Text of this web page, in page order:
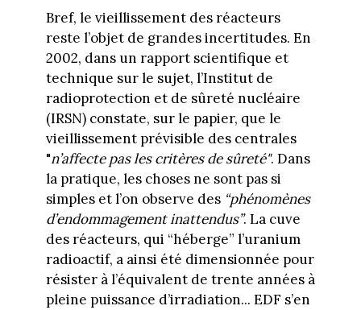
Bref, le vieillissement des réacteurs
reste l’objet de grandes incertitudes. En
2002, dans un rapport scientifique et
technique sur le sujet, l’Institut de
radioprotection et de sûreté nucléaire
(IRSN) constate, sur le papier, que le
vieillissement prévisible des centrales
"n’affecte pas les critères de sûreté". Dans
la pratique, les choses ne sont pas si
simples et l’on observe des “phénomènes
d’endommagement inattendus”. La cuve
des réacteurs, qui “héberge” l’uranium
radioactif, a ainsi été dimensionnée pour
résister à l’équivalent de trente années à
pleine puissance d’irradiation... EDF s’en